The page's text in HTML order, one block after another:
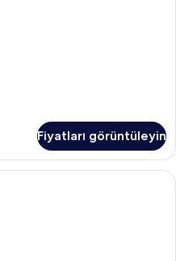
Fiyatları görüntüleyin